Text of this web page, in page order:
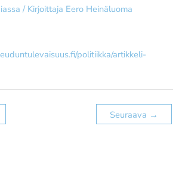
/ Kirjoittaja Eero Heinäluoma
politiikka/artikkeli-
Seuraava →